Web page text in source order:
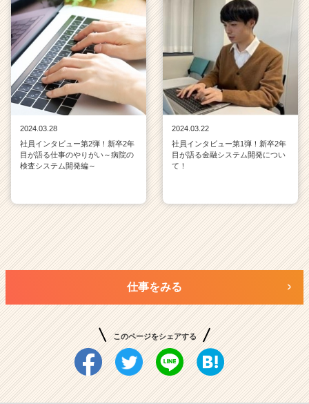
2024.03.28
社員インタビュー第2弾！新卒2年
目が語る仕事のやりがい～病院の
検査システム開発編～
2024.03.22
社員インタビュー第1弾！新卒2年
目が語る金融システム開発につい
て！
仕事をみる
このページをシェアする